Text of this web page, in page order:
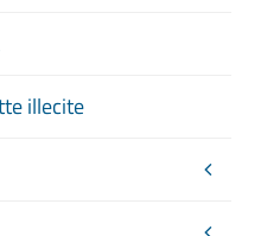
illecite